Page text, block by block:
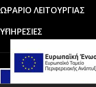
ΩΡΑΡΙΟ ΛΕΙΤΟΥΡΓΙΑΣ
ΥΠΗΡΕΣΙΕΣ